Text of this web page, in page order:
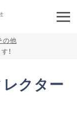
の他
！
レクター